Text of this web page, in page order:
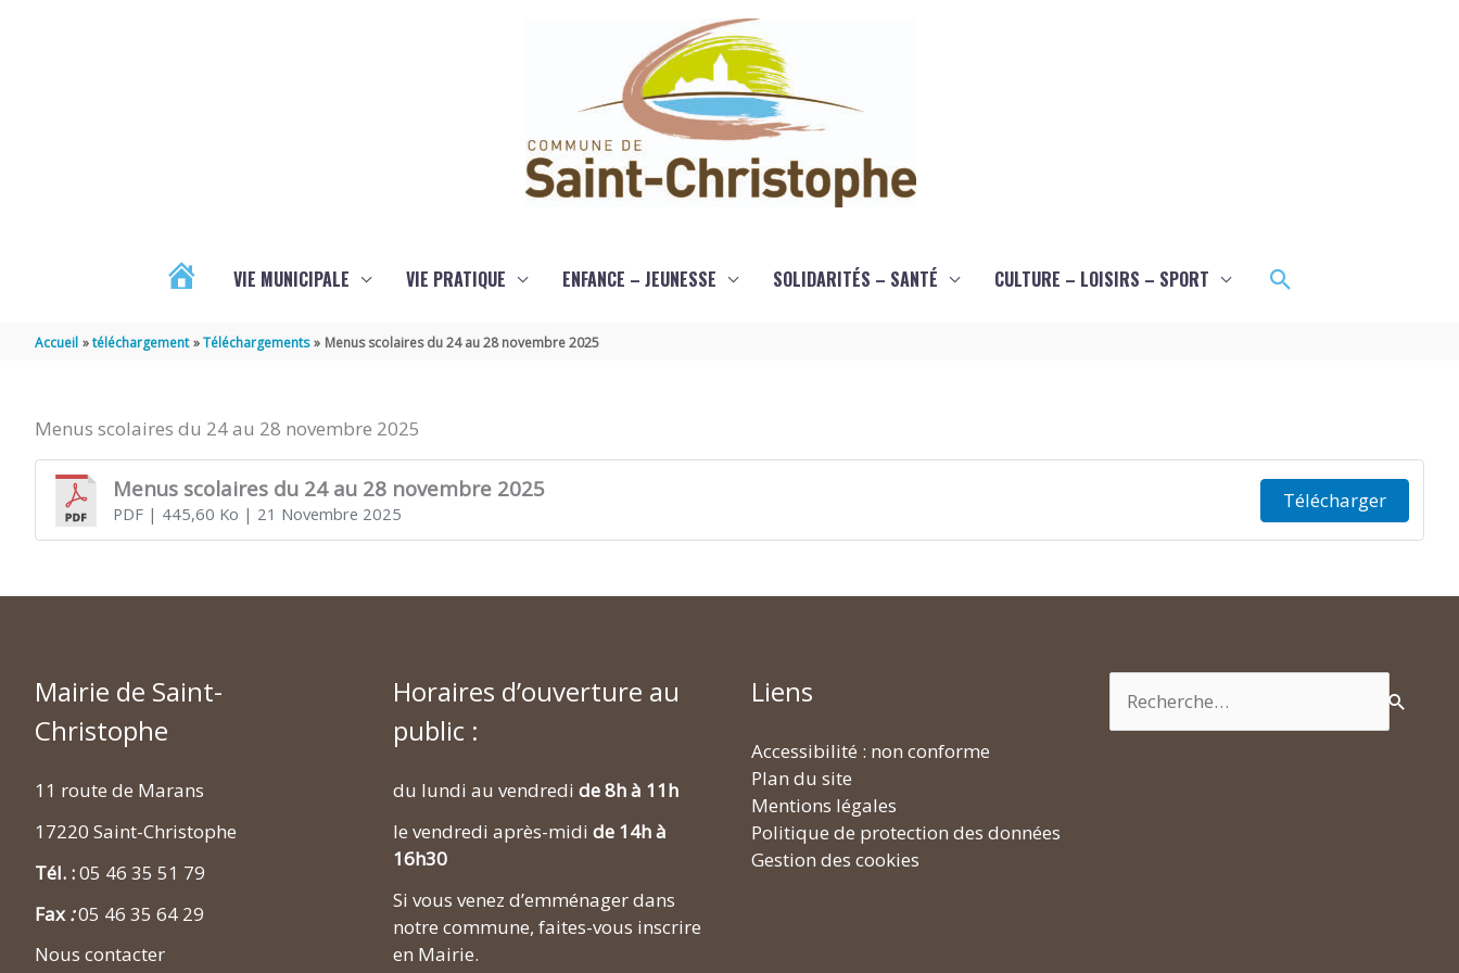
VIE MUNICIPALE VIE PRATIQUE ENFANCE – JEUNESSE SOLIDARITÉS – SANTÉ CULTURE – LOISIRS – SPORT Rechercher
Accueil téléchargement Téléchargements Menus scolaires du 24 au 28 novembre 2025
Menus scolaires du 24 au 28 novembre 2025
Menus scolaires du 24 au 28 novembre 2025
PDF| 445,60 Ko | 21 Novembre 2025
Télécharger
Mairie de Saint-
Christophe
11 route de Marans
17220 Saint-Christophe
Tél. :05 46 35 51 79
Fax :05 46 35 64 29
Nous contacter
Horaires d’ouverture au
public :
du lundi au vendredi de 8h à 11h
le vendredi après-midi de 14h à
16h30
Si vous venez d’emménager dans
notre commune, faites-vous inscrire
en Mairie.
Liens
Accessibilité : non conforme
Plan du site
Mentions légales
Politique de protection des données
Gestion des cookies